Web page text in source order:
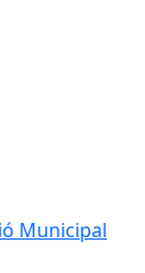
Municipal